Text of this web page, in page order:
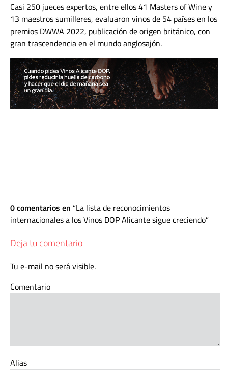
Casi 250 jueces expertos, entre ellos 41 Masters of Wine y
13 maestros sumilleres, evaluaron vinos de 54 países en los
premios DWWA 2022, publicación de origen británico, con
gran trascendencia en el mundo anglosajón.
0 comentarios en La lista de reconocimientos
internacionales a los Vinos DOP Alicante sigue creciendo
Deja tu comentario
Tu e-mail no será visible.
Comentario
Alias